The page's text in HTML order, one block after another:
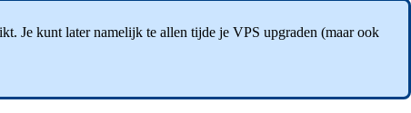
Je kunt later namelijk te allen tijde je VPS upgraden (maar ook